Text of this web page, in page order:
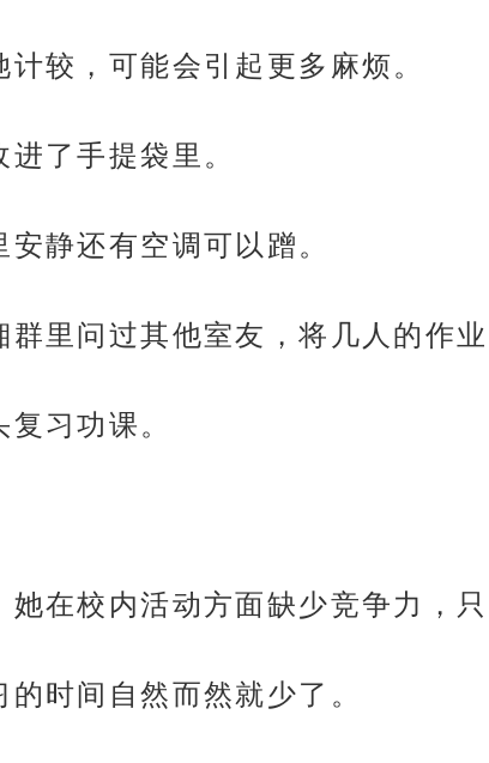
较，可能会引起更多麻烦。
了手提袋里。
静还有空调可以蹭。
里问过其他室友，将几人的作
习功课。
在校内活动方面缺少竞争力，
时间自然而然就少了。